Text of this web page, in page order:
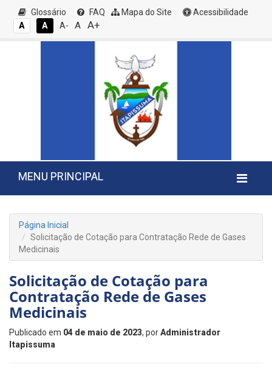
Glossário FAQ Mapa do Site
Acessibilidade
A
A A- A A+
MENU PRINCIPAL
Página Inicial
Solicitação de Cotação para Contratação Rede de Gases
Medicinais
Solicitação de Cotação para
Contratação Rede de Gases
Medicinais
Publicado em 04 de maio de 2023, porAdministrador
Itapissuma